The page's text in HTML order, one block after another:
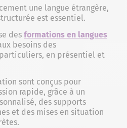
une langue étrangère,
est essentiel.
des formations en langues
besoins des
en présentiel et
sont conçus pour
rapide, grâce à un
des supports
et des mises en situation